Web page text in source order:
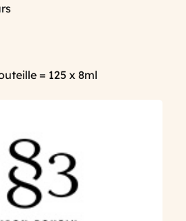
= 125 x 8ml